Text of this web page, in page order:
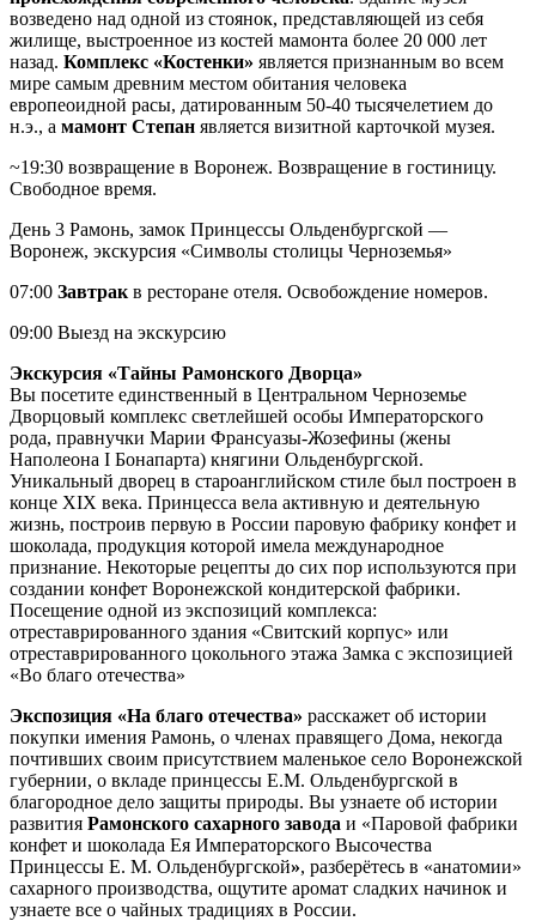
возведено над одной из стоянок, представляющей из себя
жилище, выстроенное из костей мамонта более 20 000 лет
назад. Комплекс «Костенки» является признанным во всем
мире самым древним местом обитания человека
европеоидной расы, датированным 50-40 тысячелетием до
н.э., а мамонт Степан является визитной карточкой музея.
~19:30 возвращение в Воронеж. Возвращение в гостиницу.
Свободное время.
День 3 Рамонь, замок Принцессы Ольденбургской —
Воронеж, экскурсия «Символы столицы Черноземья»
07:00 Завтрак в ресторане отеля. Освобождение номеров.
09:00 Выезд на экскурсию
Экскурсия «Тайны Рамонского Дворца»
Вы посетите единственный в Центральном Черноземье
Дворцовый комплекс светлейшей особы Императорского
рода, правнучки Марии Франсуазы-Жозефины (жены
Наполеона I Бонапарта) княгини Ольденбургской.
Уникальный дворец в староанглийском стиле был построен в
конце XIX века. Принцесса вела активную и деятельную
жизнь, построив первую в России паровую фабрику конфет и
шоколада, продукция которой имела международное
признание. Некоторые рецепты до сих пор используются при
создании конфет Воронежской кондитерской фабрики.
Посещение одной из экспозиций комплекса:
отреставрированного здания «Свитский корпус» или
отреставрированного цокольного этажа Замка с экспозицией
«Во благо отечества»
Экспозиция «На благо отечества» расскажет об истории
покупки имения Рамонь, о членах правящего Дома, некогда
почтивших своим присутствием маленькое село Воронежской
губернии, о вкладе принцессы Е.М. Ольденбургской в
благородное дело защиты природы. Вы узнаете об истории
развития Рамонского сахарного завода и «Паровой фабрики
конфет и шоколада Ея Императорского Высочества
Принцессы Е. М. Ольденбургской», разберётесь в «анатомии»
сахарного производства, ощутите аромат сладких начинок и
узнаете все о чайных традициях в России.